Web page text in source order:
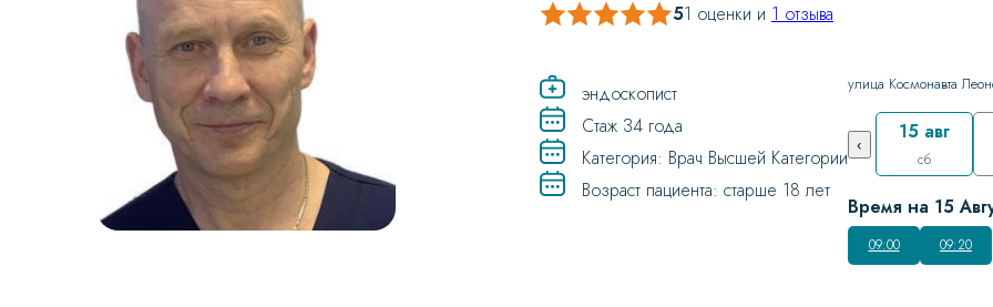
51 оценки и 1 отзыва
эндоскопист
Стаж 34 года
Категория: Врач Высшей Категории
Возраст пациента: старше 18 лет
улица Космонавта
‹ 15 авг
сб
Время на 15
09:00 09:20